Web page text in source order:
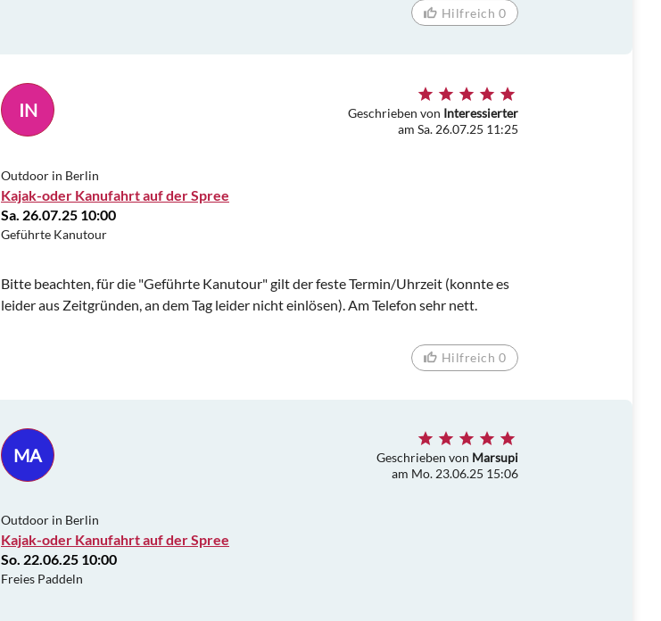
Hilfreich 0
IN Geschrieben von Interessierter
am Sa. 26.07.25 11:25
Outdoor in Berlin
Kajak-oder Kanufahrt auf der Spree
Sa. 26.07.25 10:00
Geführte Kanutour
Bitte beachten, für die "Geführte Kanutour" gilt der feste Termin/Uhrzeit (konnte es
leider aus Zeitgründen, an dem Tag leider nicht einlösen). Am Telefon sehr nett.
Hilfreich 0
MA Geschrieben von Marsupi
am Mo. 23.06.25 15:06
Outdoor in Berlin
Kajak-oder Kanufahrt auf der Spree
So. 22.06.25 10:00
Freies Paddeln